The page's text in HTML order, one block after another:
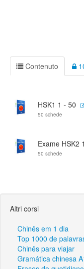
Contenuto
HSK1 1 - 50
50 schede
Exame HSK2
50 schede
Altri corsi
Chinês em 1 dia
Top 1000 de
Chinês para viajar
Gramática chinesa